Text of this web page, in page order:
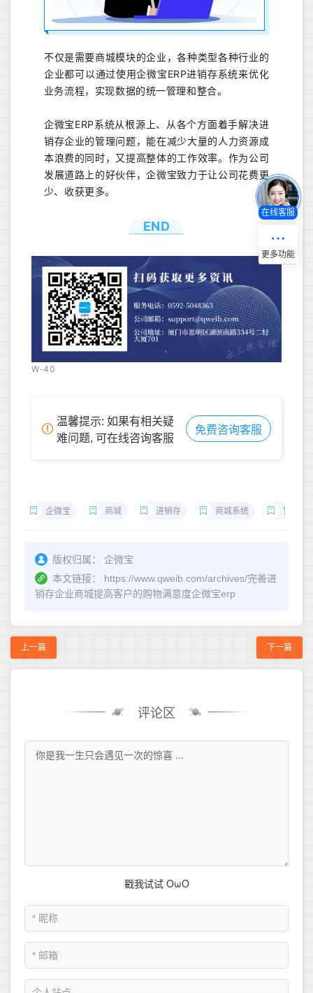
不仅是需要商城模块的企业，各种类型各种行业的
企业都可以通过使用企微宝ERP进销存系统来优化
业务流程，实现数据的统一管理和整合。
企微宝ERP系统从根源上、从各个方面着手解决进
销存企业的管理问题，能在减少大量的人力资源成
本浪费的同时，又提高整体的工作效率。作为公司
发展道路上的好伙伴，企微宝致力于让公司花费更
少、收获更多。
END
W-40
温馨提示: 如果有相关疑
难问题, 可在线咨询客服
免费咨询客服
企微宝 商城 进销存 商城系统 智能化
版权归属：
企微宝
本文链接：
https://www.qweib.com/archives/完善进
销存企业商城提高客户的购物满意度企微宝erp
上一篇 下一篇
评论区
在线客服